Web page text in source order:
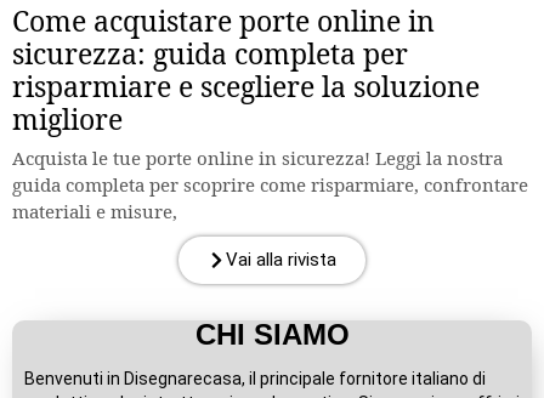
Come acquistare porte online in
sicurezza: guida completa per
risparmiare e scegliere la soluzione
migliore
Acquista le tue porte online in sicurezza! Leggi la nostra
guida completa per scoprire come risparmiare, confrontare
materiali e misure,
Vai alla rivista
CHI SIAMO
Benvenuti in Disegnarecasa, il principale fornitore italiano di